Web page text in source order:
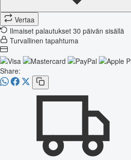
Vertaa
Ilmaiset palautukset 30 päivän sisällä
Turvallinen tapahtuma
Share: